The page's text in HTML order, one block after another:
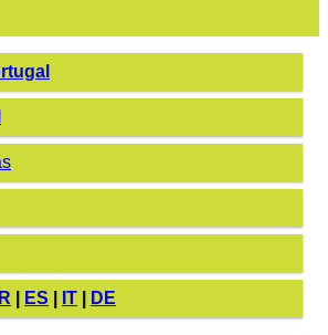
ES IT DE